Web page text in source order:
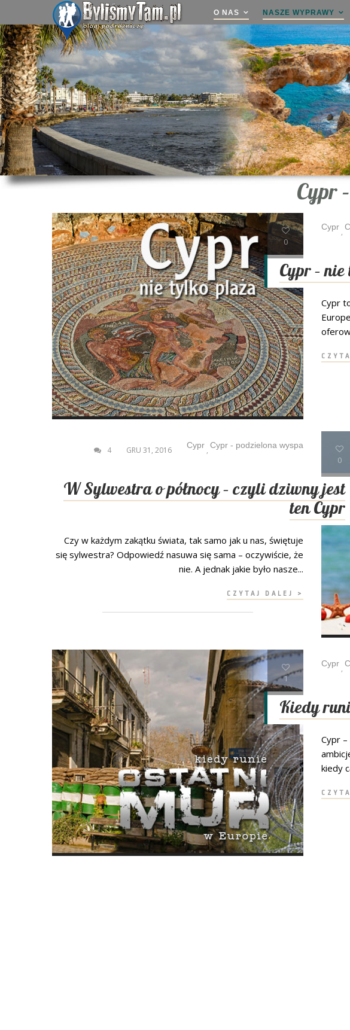
O NAS NASZE WYPRAWY
Cypr
0
Cypr ,
Cypr –
Cypr
0
Cypr , Cypr - podzielona wyspa
GRU 31, 2016
4
W Sylwestra o północy – czyli dziwny jest
ten Cypr
Czy w każdym zakątku świata, tak samo jak u nas, świętuje
się sylwestra? Odpowiedź nasuwa się sama – oczywiście, że
nie. A jednak jakie było nasze...
CZYTAJ DALEJ >
1
Cypr ,
Kiedy
Cypr
kiedy